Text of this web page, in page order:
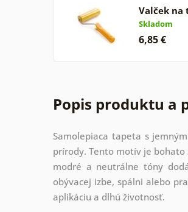
Valček na
Skladom
6,85 €
Popis produktu a
Samolepiaca tapeta s
prírody. Tento motív je
modré a neutrálne tóny
obývacej izbe, spálni alebo
aplikáciu a dlhú životnosť.